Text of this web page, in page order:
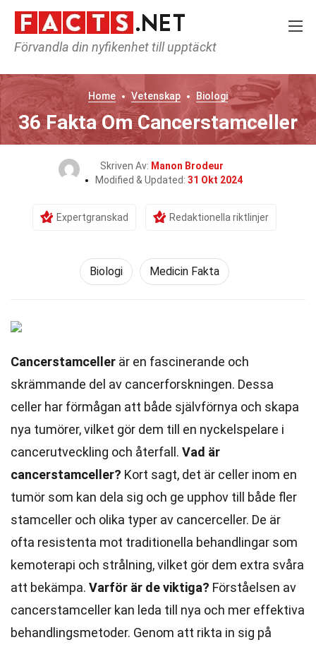
Förvandla din nyfikenhet till upptäckt
Home Vetenskap Biologi
36 Fakta Om Cancerstamceller
Skriven Av: Manon Brodeur
Modified & Updated: 31 Okt 2024
Expertgranskad Redaktionella riktlinjer
Biologi Medicin Fakta
Cancerstamceller är en fascinerande och
skrämmande del av cancerforskningen. Dessa
celler har förmågan att både självförnya och skapa
nya tumörer, vilket gör dem till en nyckelspelare i
cancerutveckling och återfall. Vad är
cancerstamceller? Kort sagt, det är celler inom en
tumör som kan dela sig och ge upphov till både fler
stamceller och olika typer av cancerceller. De är
ofta resistenta mot traditionella behandlingar som
kemoterapi och strålning, vilket gör dem extra svåra
att bekämpa. Varför är de viktiga? Förståelsen av
cancerstamceller kan leda till nya och mer effektiva
behandlingsmetoder. Genom att rikta in sig på